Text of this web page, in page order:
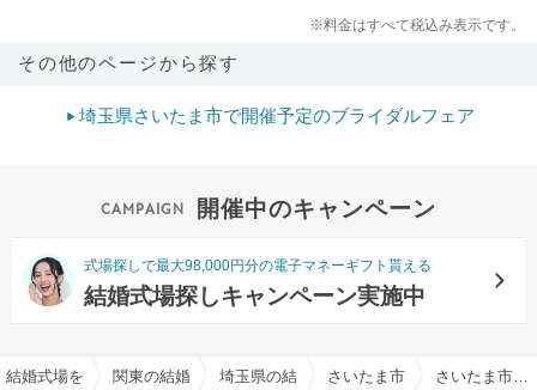
※料金はすべて税込み表示です。
その他のページから探す
埼玉県さいたま市で開催予定のブライダルフェア
開催中のキャンペーン
式場探しで最大98,000円分の電子マネーギフト貰える
結婚式場探しキャンペーン実施中
結婚式場を探すならハナユメ
関東の結婚式場埼玉県の結婚式場さいたま市（埼玉県）の結婚